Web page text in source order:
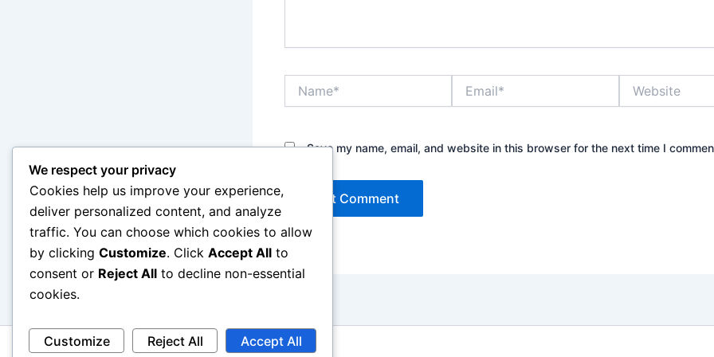
Save my name, email, and website in this browser for the next time I
We respect your privacy
Cookies help us improve your experience,
deliver personalized content, and analyze
traffic. You can choose which cookies to allow
by clicking Customize. Click Accept All to
consent or Reject All to decline non-essential
cookies.
Customize Reject All Accept All